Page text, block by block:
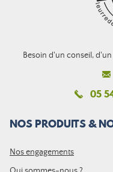
Besoin d'un conseil,
05
NOS PRODUITS &
Nos engagements